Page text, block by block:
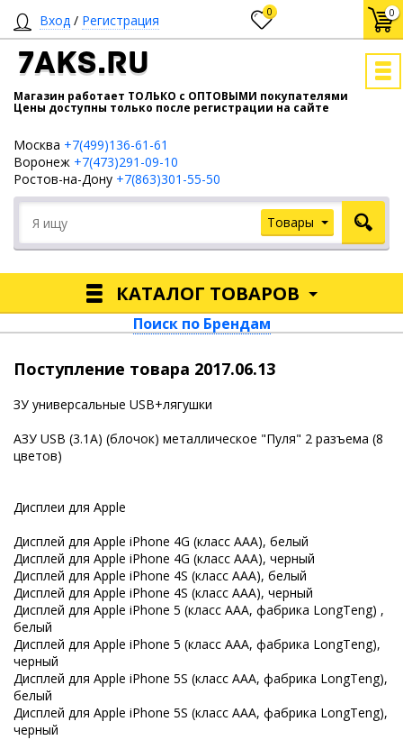
Вход / Регистрация 0 0
7AKS.RU
Магазин работает ТОЛЬКО с ОПТОВЫМИ покупателями
Цены доступны только после регистрации на сайте
Москва +7(499)136-61-61
Воронеж +7(473)291-09-10
Ростов-на-Дону +7(863)301-55-50
Товары
КАТАЛОГ ТОВАРОВ
Поиск по Брендам
Поступление товара 2017.06.13
ЗУ универсальные USB+лягушки
АЗУ USB (3.1A) (блочок) металлическое "Пуля" 2 разъема (8
цветов)
Дисплеи для Apple
Дисплей для Apple iPhone 4G (класс ААА), белый
Дисплей для Apple iPhone 4G (класс ААА), черный
Дисплей для Apple iPhone 4S (класс ААА), белый
Дисплей для Apple iPhone 4S (класс ААА), черный
Дисплей для Apple iPhone 5 (класс ААА, фабрика LongTeng) ,
белый
Дисплей для Apple iPhone 5 (класс ААА, фабрика LongTeng),
черный
Дисплей для Apple iPhone 5S (класс ААА, фабрика LongTeng),
белый
Дисплей для Apple iPhone 5S (класс ААА, фабрика LongTeng),
черный